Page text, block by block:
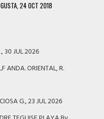
24 OCT 2018
30 JUL 2026
ANDA. ORIENTAL, R.
G., 23 JUL 2026